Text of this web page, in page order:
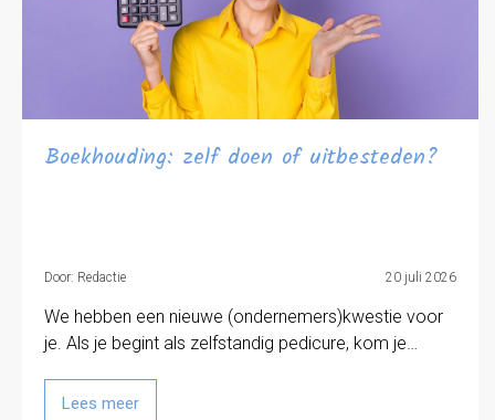
Boekhouding: zelf doen of uitbesteden?
Door: Redactie 20 juli 2026
We hebben een nieuwe (ondernemers)kwestie voor
je. Als je begint als zelfstandig pedicure, kom je…
Lees meer